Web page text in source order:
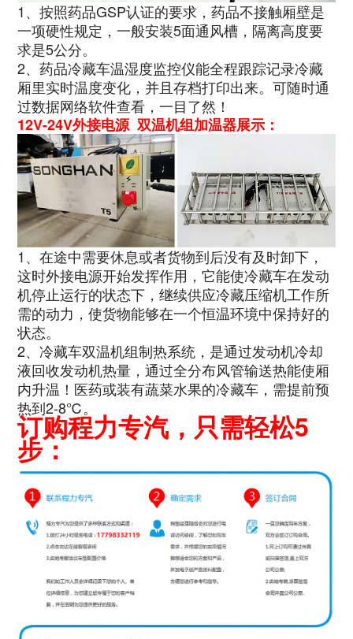
1、按照药品GSP认证的要求，药品不接触厢壁是
一项硬性规定，一般安装5面通风槽，隔离高度要
求是5公分。
2、药品冷藏车温湿度监控仪能全程跟踪记录冷藏
厢里实时温度变化，并且存档打印出来。可随时通
过数据网络软件查看，一目了然！
12V-24V外接电源 双温机组加温器展示：
1、在途中需要休息或者货物到后没有及时卸下，
这时外接电源开始发挥作用，它能使冷藏车在发动
机停止运行的状态下，继续供应冷藏压缩机工作所
需的动力，使货物能够在一个恒温环境中保持好的
状态。
2、冷藏车双温机组制热系统，是通过发动机冷却
液回收发动机热量，通过全分布风管输送热能使厢
内升温！医药或装有蔬菜水果的冷藏车，需提前预
热到2-8℃。
订购程力专汽，只需轻松5
步：